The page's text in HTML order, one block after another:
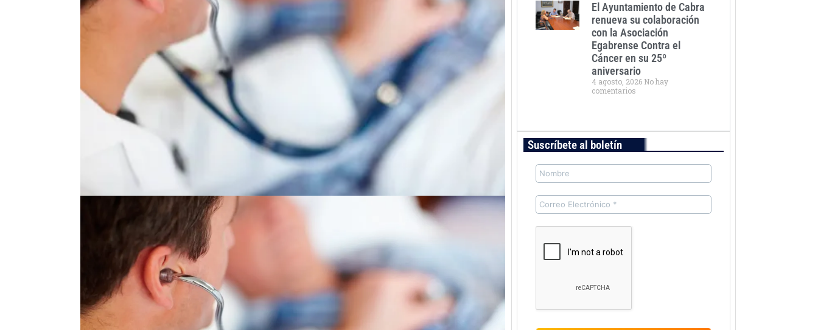
El Ayuntamiento de Cabra
renueva su colaboración
con la Asociación
Egabrense Contra el
Cáncer en su 25º
aniversario
4 agosto, 2026 No hay
comentarios
Suscríbete al boletín